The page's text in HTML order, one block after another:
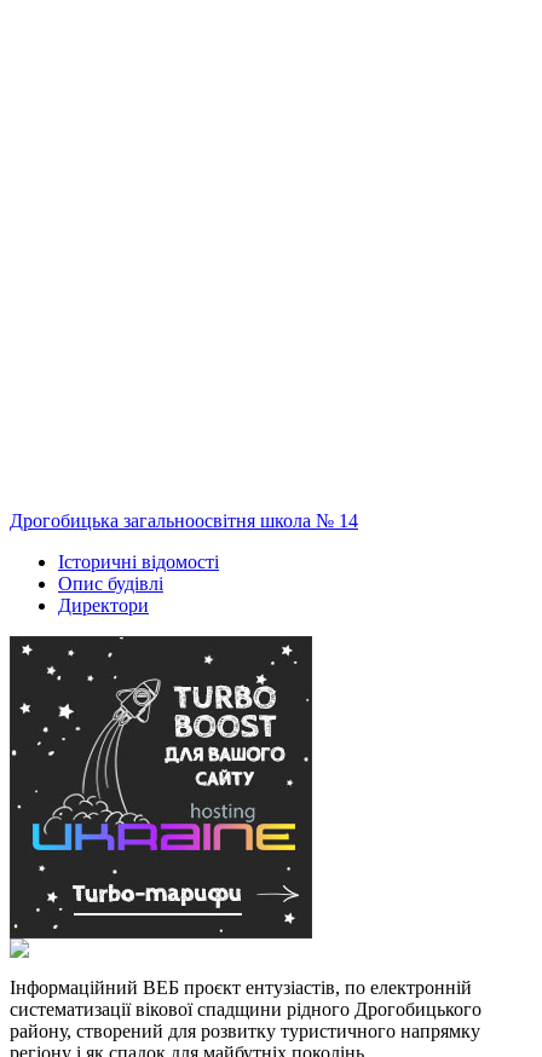
Дрогобицька загальноосвітня школа № 14
Історичні відомості
Опис будівлі
Директори
Інформаційний ВЕБ проєкт ентузіастів, по електронній
систематизації вікової спадщини рідного Дрогобицького
району, створений для розвитку туристичного напрямку
регіону і як спадок для майбутніх поколінь.